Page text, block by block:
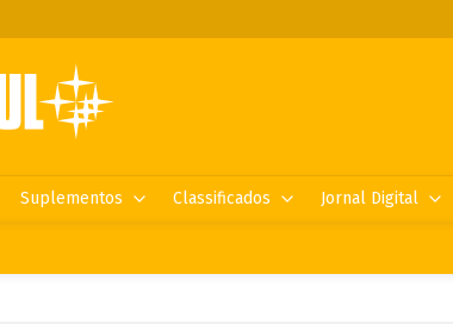
Suplementos Classificados Jornal Digital